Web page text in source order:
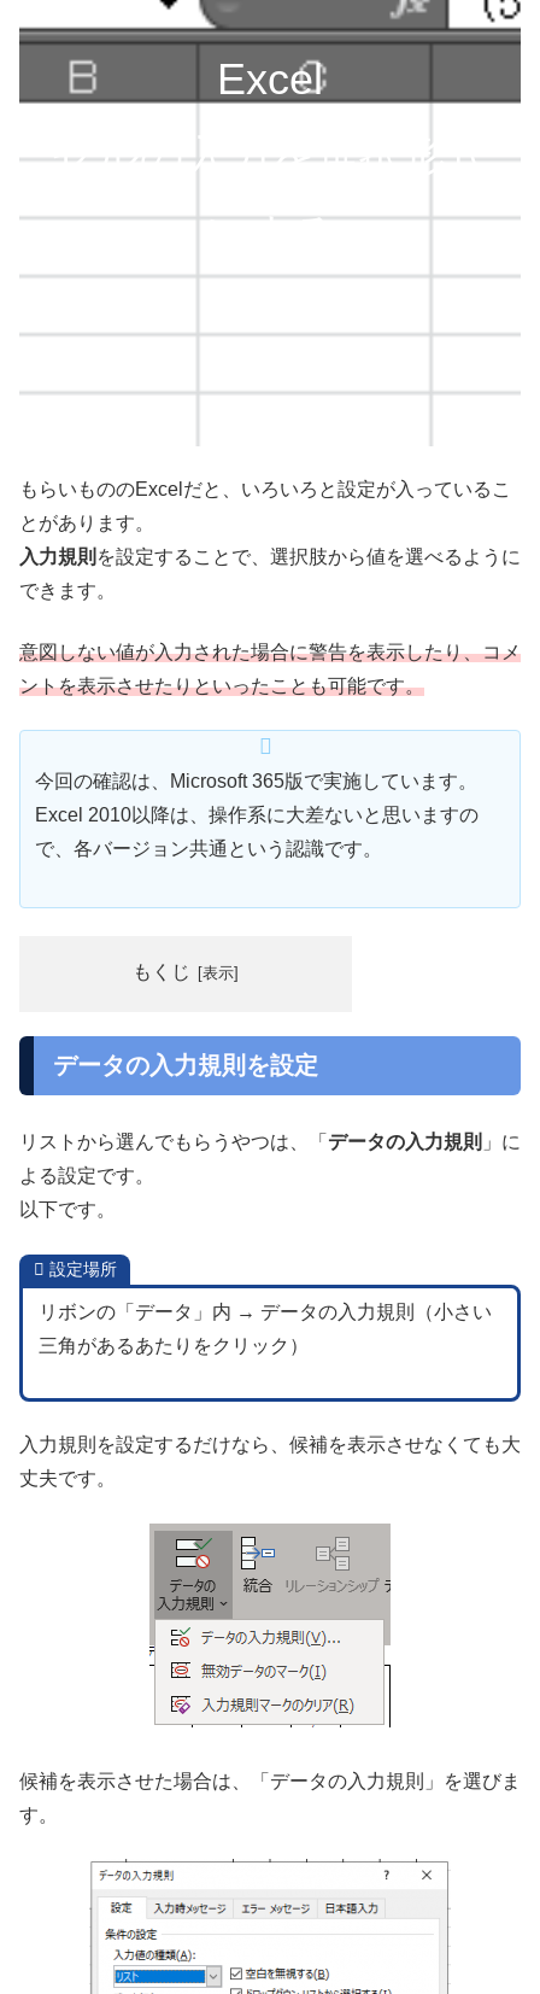
Excel
セルの入力を選択形式
にする
もらいもののExcelだと、いろいろと設定が入っているこ
とがあります。
入力規則 を設定することで、選択肢から値を選べるように
できます。
意図しない値が入力された場合に警告を表示したり、コメ
ントを表示させたりといったことも可能です。
今回の確認は、Microsoft 365版で実施しています。
Excel 2010以降は、操作系に大差ないと思いますの
で、各バージョン共通という認識です。
もくじ
データの入力規則を設定
リストから選んでもらうやつは、「 データの入力規則 」に
よる設定です。
以下です。
設定場所
リボンの「データ」内 → データの入力規則（小さい
三角があるあたりをクリック）
入力規則を設定するだけなら、候補を表示させなくても大
丈夫です。
候補を表示させた場合は、「データの入力規則」を選びま
す。